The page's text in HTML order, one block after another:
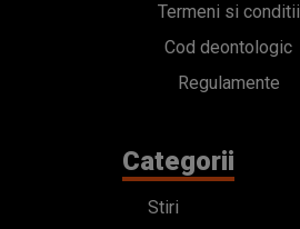
Termeni si conditii
Cod deontologic
Regulamente
Categorii
Stiri